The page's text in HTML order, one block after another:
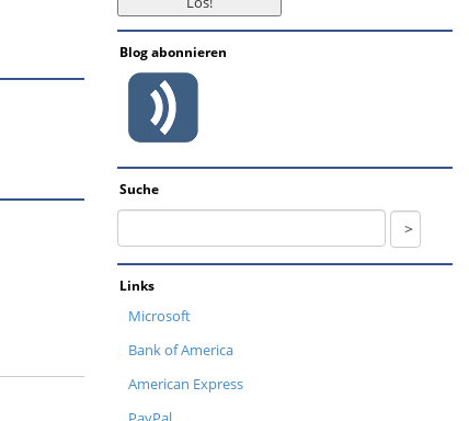
Blog abonnieren
Suche
Links
Microsoft
Bank of America
American Express